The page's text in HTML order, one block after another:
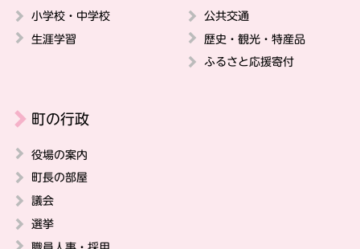
小学校・中学校
生涯学習
公共交通
歴史・観光・特産品
ふるさと応援寄付
町の行政
役場の案内
町長の部屋
議会
選挙